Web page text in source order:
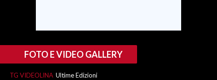
ANNUNCIFOTO E VIDEO GALLERY
TG VIDEOLINA Ultime Edizioni